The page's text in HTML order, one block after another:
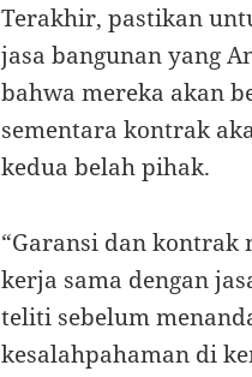
Terakhir, pastikan
jasa bangunan yang
bahwa mereka akan
sementara kontrak
kedua belah pihak.
“Garansi dan kontrak
kerja sama dengan
teliti sebelum
kesalahpahaman di